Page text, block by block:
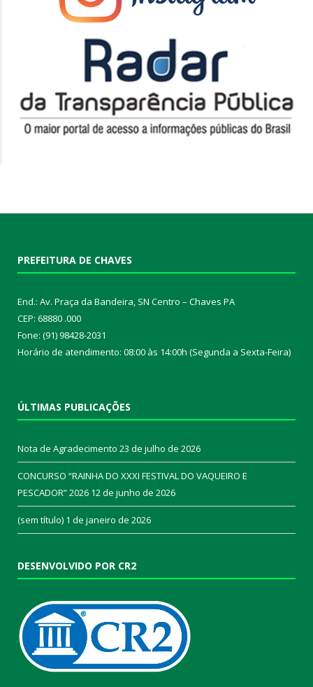
PREFEITURA DE CHAVES
End.: Av. Praça da Bandeira, SN Centro – Chaves PA
CEP: 68880 .000
Fone: (91) 98428-2031
Horário de atendimento: 08:00 às 14:00h (Segunda a Sexta-Feira)
ÚLTIMAS PUBLICAÇÕES
Nota de Agradecimento 23 de julho de 2026
CONCURSO “RAINHA DO XXXI FESTIVAL DO VAQUEIRO E
PESCADOR” 2026 12 de junho de 2026
(sem título) 1 de janeiro de 2026
DESENVOLVIDO POR CR2